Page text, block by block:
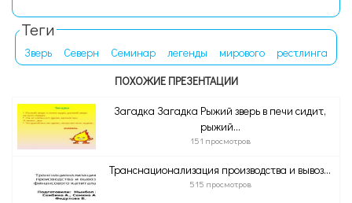
Теги
Зверь Северн Семинар легенды мирового
рестлинга
ПОХОЖИЕ ПРЕЗЕНТАЦИИ
Загадка Загадка Рыжий зверь в печи сидит,
рыжий...
151 просмотров
Транснационализация производства и вывоз...
515 просмотров